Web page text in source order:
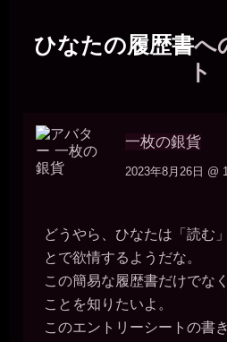
ひなたの履歴書へ
ト
一枚の銀貨
2023年8月26日 @
どうやら、ひなたは「読む
とで欲情するようだな。
この簡易な履歴書だけでな
ことを知りたいよ。
このエントリーシートの書